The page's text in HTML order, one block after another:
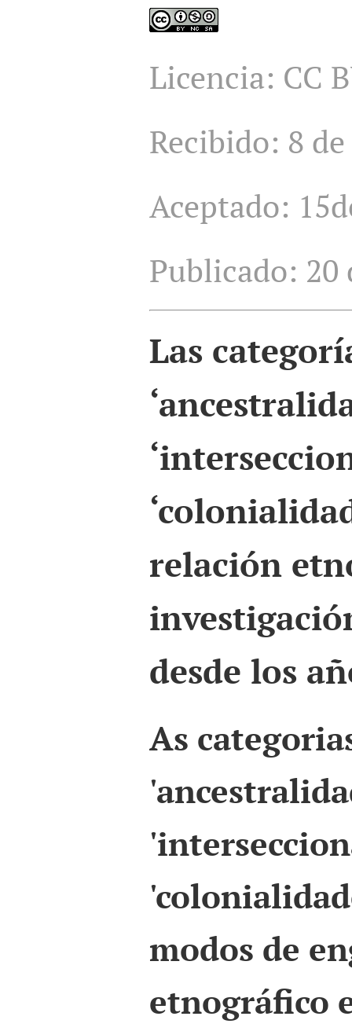
Licencia: CC
Recibido: 8
Aceptado:
Publicado: 20
Las
relación
desde los
As
modos de
etnográfico